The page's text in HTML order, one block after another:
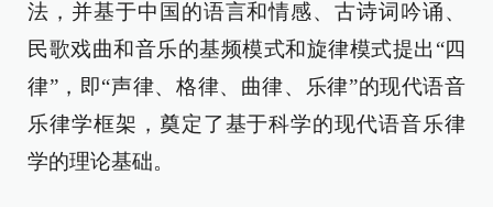
法，并基于中国的语言和情感、古诗词吟诵、
民歌戏曲和音乐的基频模式和旋律模式提出“四
律”，即“声律、格律、曲律、乐律”的现代语音
乐律学框架，奠定了基于科学的现代语音乐律
学的理论基础。